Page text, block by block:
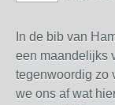
In de bib van
een maandelijks
tegenwoordig zo
we ons af wat